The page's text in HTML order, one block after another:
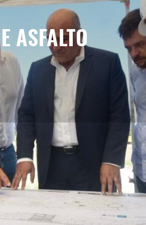
ASFALTO